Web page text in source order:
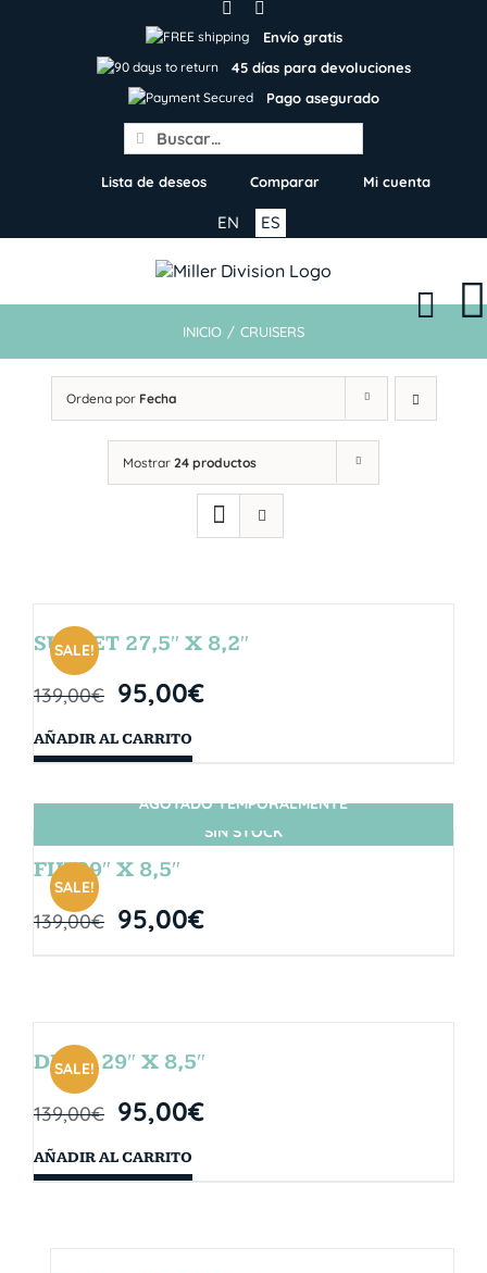
Envío gratis
45 días para devoluciones
Pago asegurado
Search
for:
Lista de deseos Comparar Mi cuenta
ES
EN
INICIO / CRUISERS
Ordena por Fecha
Mostrar 24 productos
SALE!
SUNSET 27,5″ X 8,2″
139,00€ 95,00€
AÑADIR AL CARRITO
SIN STOCK
SALE!
AGOTADO TEMPORALMENTE
FIJI 29″ X 8,5″
139,00€ 95,00€
SALE!
DROP 29″ X 8,5″
139,00€ 95,00€
AÑADIR AL CARRITO